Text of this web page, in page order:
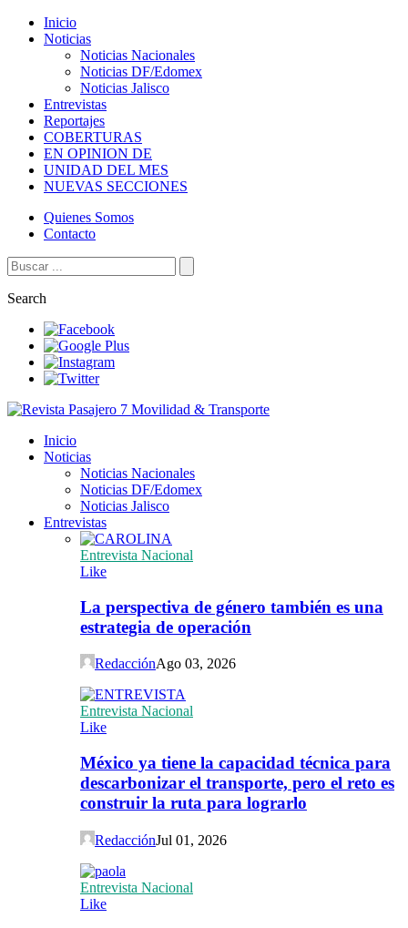
Inicio
Noticias
Noticias Nacionales
Noticias DF/Edomex
Noticias Jalisco
Entrevistas
Reportajes
COBERTURAS
EN OPINION DE
UNIDAD DEL MES
NUEVAS SECCIONES
Quienes Somos
Contacto
Search
Inicio
Noticias
Noticias Nacionales
Noticias DF/Edomex
Noticias Jalisco
Entrevistas
Entrevista Nacional
Like
La perspectiva de género también es una
estrategia de operación
RedacciónAgo 03, 2026
Entrevista Nacional
Like
México ya tiene la capacidad técnica para
descarbonizar el transporte, pero el reto es
construir la ruta para lograrlo
RedacciónJul 01, 2026
Entrevista Nacional
Like